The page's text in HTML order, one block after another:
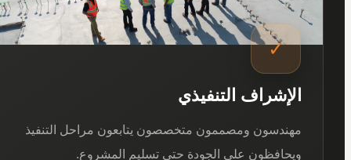
✓
الإشراف التنفيذي
مهندسون ومصممون متخصصون يتابعون مراحل التنفيذ
ويحافظون على الجودة حتى تسليم المشروع.